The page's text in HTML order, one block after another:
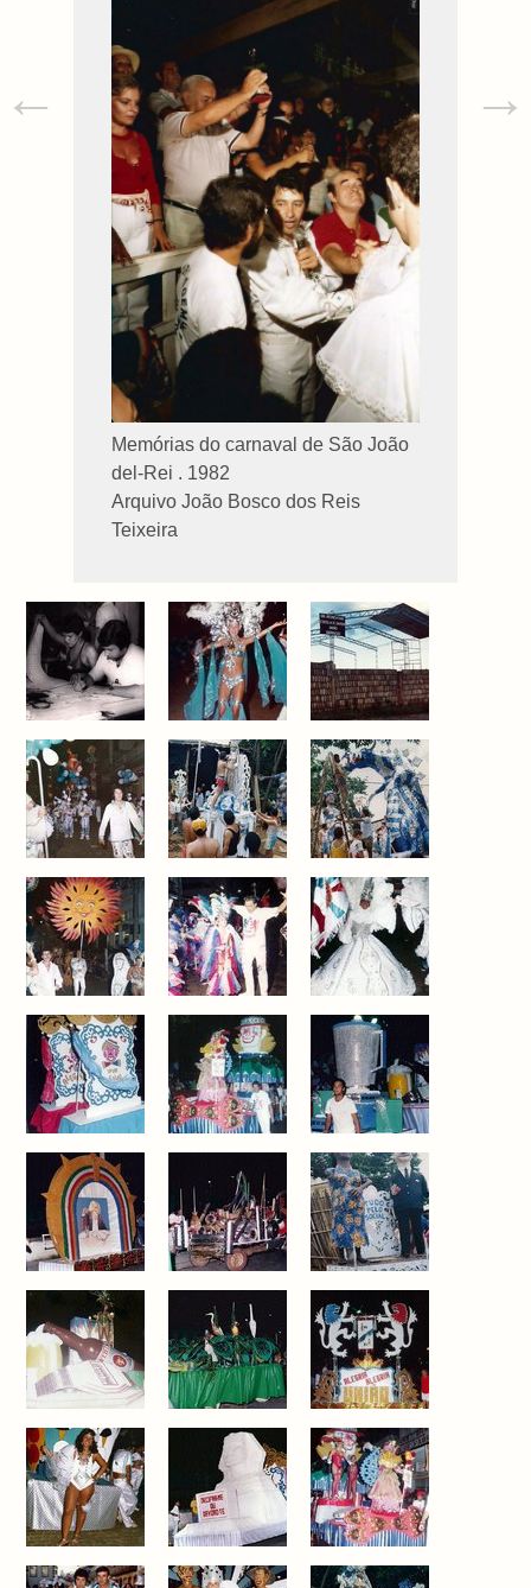
Memórias do carnaval de São João
del-Rei . 1982
Arquivo João Bosco dos Reis
Teixeira
← →